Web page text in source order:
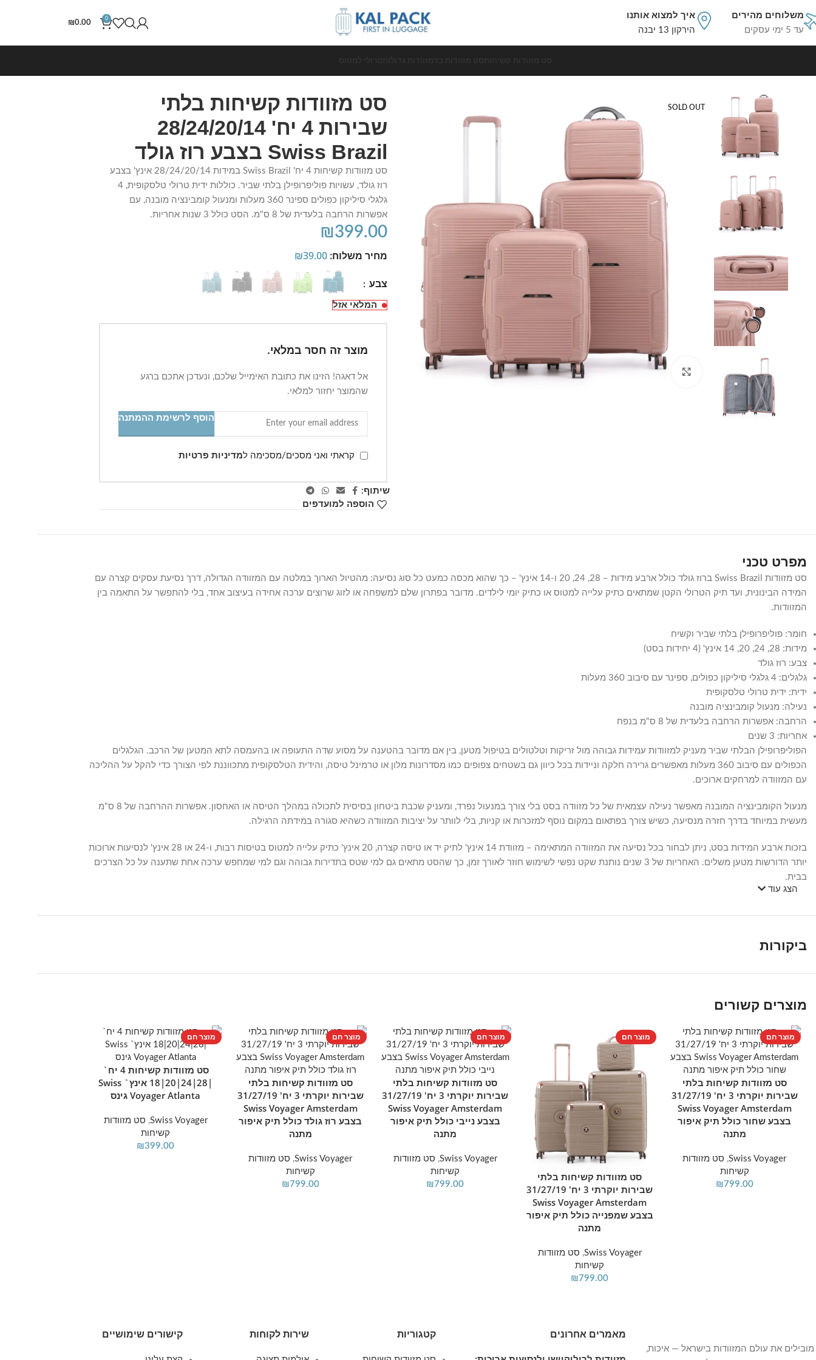
משלוחים מהירים
עד 5 ימי עסקים
איך למצוא אותנו
הירקון 13 יבנה
0
₪0.00
SOLD OUT
Click to enlarge
סט מזוודות קשיחות בלתי
שבירות 4 יח' 28/24/20/14
Swiss Brazil בצבע רוז גולד
סט מזוודות קשיחות 4 יח' Swiss Brazil במידות 28/24/20/14 אינץ' בצבע
רוז גולד, עשויות פוליפרופילן בלתי שביר. כוללות ידית טרולי טלסקופית, 4
גלגלי סיליקון כפולים ספינר 360 מעלות ומנעול קומבינציה מובנה, עם
אפשרות הרחבה בלעדית של 8 ס"מ. הסט כולל 3 שנות אחריות.
₪399.00
מחיר משלוח: ₪39.00
צבע
המלאי אזל
מוצר זה חסר במלאי.
אל דאגה! הזינו את כתובת האימייל שלכם, ונעדכן אתכם ברגע
שהמוצר יחזור למלאי.
הוסף לרשימת ההמתנה
קראתי ואני מסכים/מסכימה למדיניות פרטיות
שיתוף:
הוספה למועדפים
מפרט טכני
סט מזוודות Swiss Brazil ברוז גולד כולל ארבע מידות – 28, 24, 20 ו-14 אינץ' – כך שהוא מכסה כמעט כל סוג נסיעה: מהטיול הארוך במלטה עם המזוודה הגדולה, דרך נסיעת עסקים קצרה עם
המידה הבינונית, ועד תיק הטרולי הקטן שמתאים כתיק עלייה למטוס או כתיק יומי לילדים. מדובר בפתרון שלם למשפחה או לזוג שרוצים ערכה אחידה בעיצוב אחד, בלי להתפשר על התאמה בין
המזוודות.
חומר: פוליפרופילן בלתי שביר וקשיח
מידות: 28, 24, 20, 14 אינץ' (4 יחידות בסט)
צבע: רוז גולד
גלגלים: 4 גלגלי סיליקון כפולים, ספינר עם סיבוב 360 מעלות
ידית: ידית טרולי טלסקופית
נעילה: מנעול קומבינציה מובנה
הרחבה: אפשרות הרחבה בלעדית של 8 ס"מ בנפח
אחריות: 3 שנים
הפוליפרופילן הבלתי שביר מעניק למזוודות עמידות גבוהה מול זריקות וטלטולים בטיפול מטען, בין אם מדובר בהטענה על מסוע שדה התעופה או בהעמסה לתא המטען של הרכב. הגלגלים
הכפולים עם סיבוב 360 מעלות מאפשרים גרירה חלקה וניידות בכל כיוון גם בשטחים צפופים כמו מסדרונות מלון או טרמינל טיסה, והידית הטלסקופית מתכווננת לפי הצורך כדי להקל על ההליכה
עם המזוודה למרחקים ארוכים.
מנעול הקומבינציה המובנה מאפשר נעילה עצמאית של כל מזוודה בסט בלי צורך במנעול נפרד, ומעניק שכבת ביטחון בסיסית לתכולה במהלך הטיסה או האחסון. אפשרות ההרחבה של 8 ס"מ
מעשית במיוחד בדרך חזרה מנסיעה, כשיש צורך בפתאום במקום נוסף למזכרות או קניות, בלי לוותר על יציבות המזוודה כשהיא סגורה במידתה הרגילה.
בזכות ארבע המידות בסט, ניתן לבחור בכל נסיעה את המזוודה המתאימה – מזוודת 14 אינץ' לתיק יד או טיסה קצרה, 20 אינץ' כתיק עלייה למטוס בטיסות רבות, ו-24 או 28 אינץ' לנסיעות ארוכות
יותר הדורשות מטען משלים. האחריות של 3 שנים נותנת שקט נפשי לשימוש חוזר לאורך זמן, כך שהסט מתאים גם למי שטס בתדירות גבוהה וגם למי שמחפש ערכה אחת שתענה על כל הצרכים
בבית.
הצג עוד
ביקורות
מוצרים קשורים
מוצר חם
הוספה לסל
סט מזוודות קשיחות בלתי
שבירות יוקרתי 3 יח' 31/27/19
Swiss Voyager Amsterdam
בצבע שחור כולל תיק איפור
מתנה
Swiss Voyager
, סט מזוודות
קשיחות
₪799.00
מוצר חם
הוספה לסל
סט מזוודות קשיחות בלתי
שבירות יוקרתי 3 יח' 31/27/19
Swiss Voyager Amsterdam
בצבע שמפנייה כולל תיק איפור
מתנה
Swiss Voyager
, סט מזוודות
קשיחות
₪799.00
מוצר חם
הוספה לסל
סט מזוודות קשיחות בלתי
שבירות יוקרתי 3 יח' 31/27/19
Swiss Voyager Amsterdam
בצבע נייבי כולל תיק איפור
מתנה
Swiss Voyager
, סט מזוודות
קשיחות
₪799.00
מוצר חם
הוספה לסל
סט מזוודות קשיחות בלתי
שבירות יוקרתי 3 יח' 31/27/19
Swiss Voyager Amsterdam
בצבע רוז גולד כולל תיק איפור
מתנה
Swiss Voyager
, סט מזוודות
קשיחות
₪799.00
מוצר חם
הוספה לסל
סט מזוודות קשיחות 4 יח`
|28|24|20|18 אינץ` Swiss
Voyager Atlanta גינס
Swiss Voyager
, סט מזוודות
קשיחות
₪399.00
מובילים את עולם המזוודות בישראל — איכות,
מאמרים אחרונים קטגוריות שירות לקוחות קישורים שימושיים